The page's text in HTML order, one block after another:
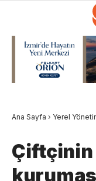
Ana Sayfa › Yerel
Çiftçinin